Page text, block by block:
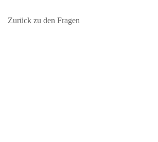
Zurück zu den Fragen